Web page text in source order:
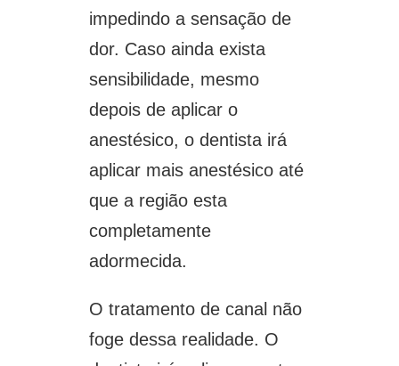
impedindo a sensação de
dor. Caso ainda exista
sensibilidade, mesmo
depois de aplicar o
anestésico, o dentista irá
aplicar mais anestésico até
que a região esta
completamente
adormecida.
O tratamento de canal não
foge dessa realidade. O